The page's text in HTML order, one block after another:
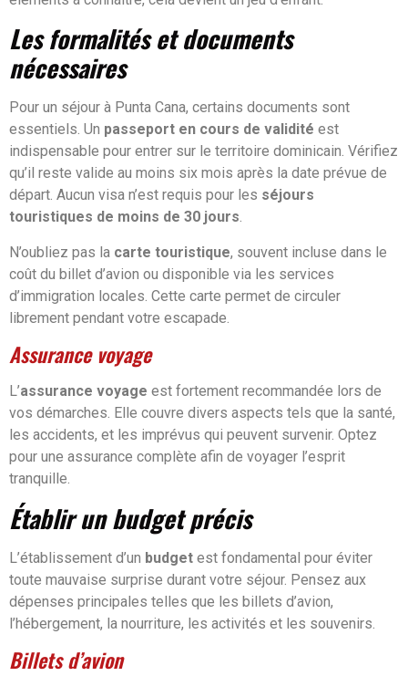
Les formalités et documents
nécessaires
Pour un séjour à Punta Cana, certains documents sont
essentiels. Un passeport en cours de validité est
indispensable pour entrer sur le territoire dominicain. Vérifiez
qu’il reste valide au moins six mois après la date prévue de
départ. Aucun visa n’est requis pour les séjours
touristiques de moins de 30 jours.
N’oubliez pas la carte touristique, souvent incluse dans le
coût du billet d’avion ou disponible via les services
d’immigration locales. Cette carte permet de circuler
librement pendant votre escapade.
Assurance voyage
L’assurance voyage est fortement recommandée lors de
vos démarches. Elle couvre divers aspects tels que la santé,
les accidents, et les imprévus qui peuvent survenir. Optez
pour une assurance complète afin de voyager l’esprit
tranquille.
Établir un budget précis
L’établissement d’un budget est fondamental pour éviter
toute mauvaise surprise durant votre séjour. Pensez aux
dépenses principales telles que les billets d’avion,
l’hébergement, la nourriture, les activités et les souvenirs.
Billets d’avion